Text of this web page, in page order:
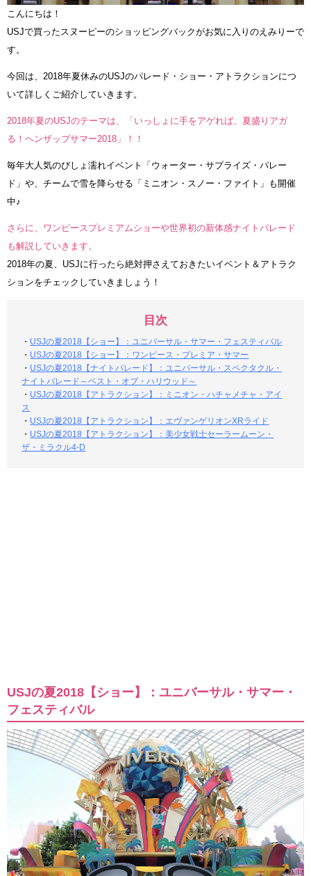
こんにちは！
USJで買ったスヌーピーのショッピングバックがお気に入りのえみりーで
す。
今回は、2018年夏休みのUSJのパレード・ショー・アトラクションにつ
いて詳しくご紹介していきます。
2018年夏のUSJのテーマは、「いっしょに手をアゲれば、夏盛りアガ
る！ヘンザップサマー2018」！！
毎年大人気のびしょ濡れイベント「ウォーター・サプライズ・パレー
ド」や、チームで雪を降らせる「ミニオン・スノー・ファイト」も開催
中♪
さらに、ワンピースプレミアムショーや世界初の新体感ナイトパレード
も解説していきます。
2018年の夏、USJに行ったら絶対押さえておきたいイベント＆アトラク
ションをチェックしていきましょう！
目次
・ USJの夏2018【ショー】：ユニバーサル・サマー・フェスティバル
・ USJの夏2018【ショー】：ワンピース・プレミア・サマー
・ USJの夏2018【ナイトパレード】：ユニバーサル・スペクタクル・
ナイトパレード～ベスト・オブ・ハリウッド～
・ USJの夏2018【アトラクション】：ミニオン・ハチャメチャ・アイ
ス
・ USJの夏2018【アトラクション】：エヴァンゲリオンXRライド
・ USJの夏2018【アトラクション】：美少女戦士セーラームーン・
ザ・ミラクル4-D
USJの夏2018【ショー】：ユニバーサル・サマー・
フェスティバル